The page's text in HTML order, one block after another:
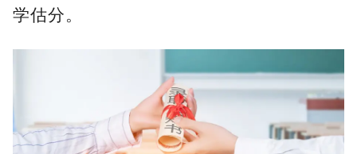
学估分。